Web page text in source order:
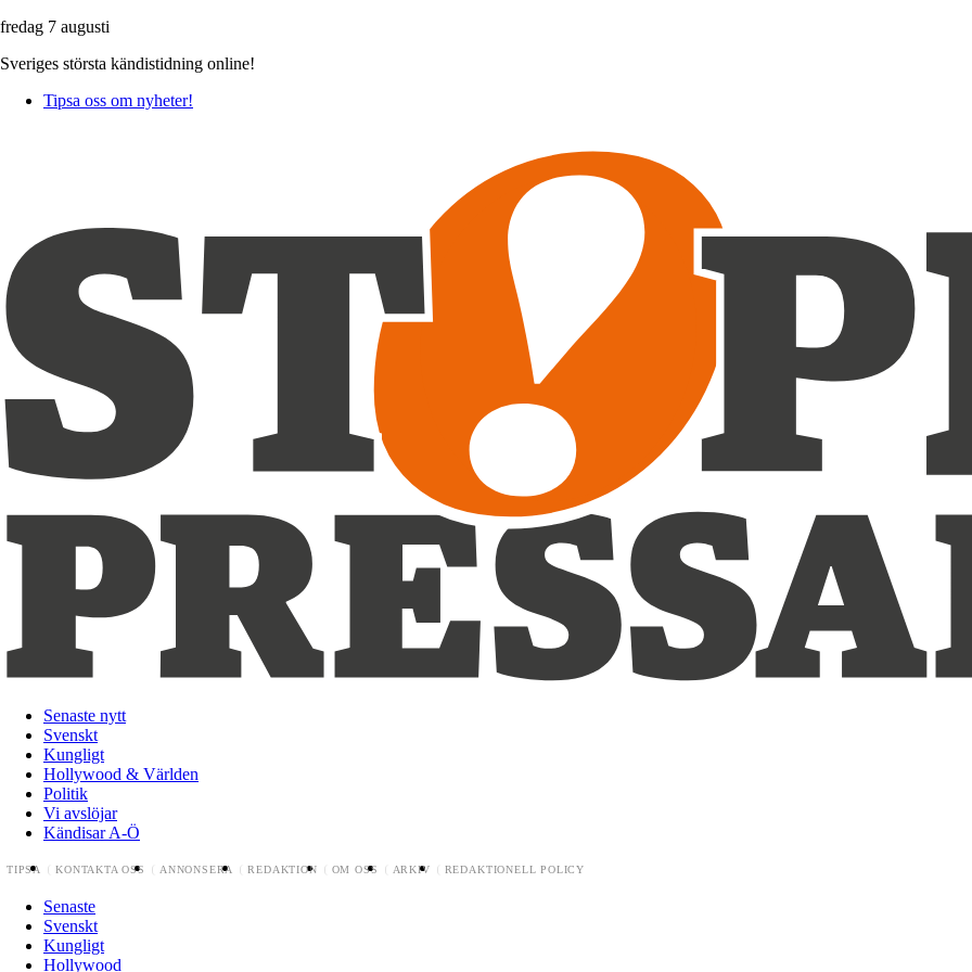
fredag 7 augusti
Sveriges största kändistidning online!
Tipsa oss om nyheter!
Senaste nytt
Svenskt
Kungligt
Hollywood & Världen
Politik
Vi avslöjar
Kändisar A-Ö
TIPSA KONTAKTA OSS ANNONSERA REDAKTION OM OSS ARKIV REDAKTIONELL POLICY
Senaste
Svenskt
Kungligt
Hollywood